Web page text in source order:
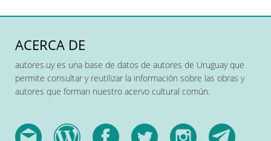
ACERCA DE
autores.uy es una base de datos de autores de Uruguay que
permite consultar y reutilizar la información sobre las obras y
autores que forman nuestro acervo cultural común.